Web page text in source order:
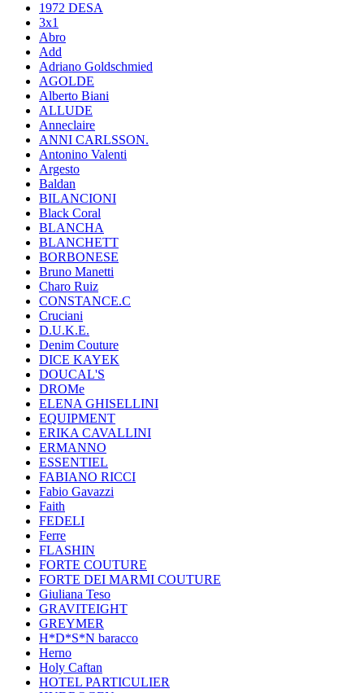
1972 DESA
3x1
Abro
Add
Adriano Goldschmied
AGOLDE
Alberto Biani
ALLUDE
Anneclaire
ANNI CARLSSON.
Antonino Valenti
Argesto
Baldan
BILANCIONI
Black Coral
BLANCHA
BLANCHETT
BORBONESE
Bruno Manetti
Charo Ruiz
CONSTANCE.C
Cruciani
D.U.K.E.
Denim Couture
DICE KAYEK
DOUCAL'S
DROMe
ELENA GHISELLINI
EQUIPMENT
ERIKA CAVALLINI
ERMANNO
ESSENTIEL
FABIANO RICCI
Fabio Gavazzi
Faith
FEDELI
Ferre
FLASHIN
FORTE COUTURE
FORTE DEI MARMI COUTURE
Giuliana Teso
GRAVITEIGHT
GREYMER
H*D*S*N baracco
Herno
Holy Caftan
HOTEL PARTICULIER